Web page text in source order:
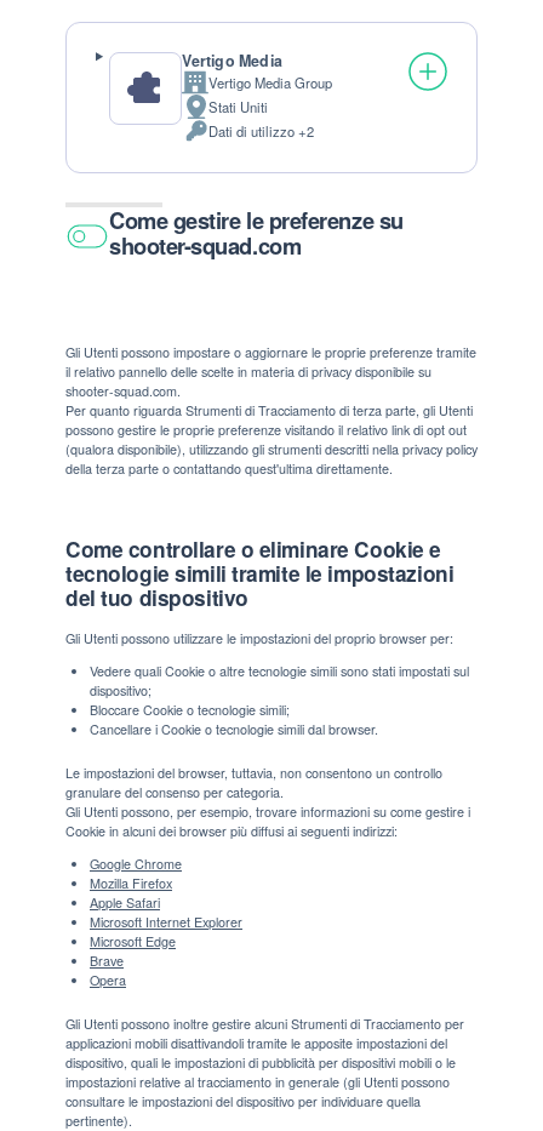
Vertigo Media
Azienda:Vertigo Media Group
Luogo del trattamento:
Stati Uniti
Dati Personali trattati:
Dati di utilizzo +2
Come gestire le preferenze su
shooter-squad.com
Gli Utenti possono impostare o aggiornare le proprie preferenze tramite
il relativo pannello delle scelte in materia di privacy disponibile su
shooter-squad.com.
Per quanto riguarda Strumenti di Tracciamento di terza parte, gli Utenti
possono gestire le proprie preferenze visitando il relativo link di opt out
(qualora disponibile), utilizzando gli strumenti descritti nella privacy policy
della terza parte o contattando quest'ultima direttamente.
Come controllare o eliminare Cookie e
tecnologie simili tramite le impostazioni
del tuo dispositivo
Gli Utenti possono utilizzare le impostazioni del proprio browser per:
Vedere quali Cookie o altre tecnologie simili sono stati impostati sul
dispositivo;
Bloccare Cookie o tecnologie simili;
Cancellare i Cookie o tecnologie simili dal browser.
Le impostazioni del browser, tuttavia, non consentono un controllo
granulare del consenso per categoria.
Gli Utenti possono, per esempio, trovare informazioni su come gestire i
Cookie in alcuni dei browser più diffusi ai seguenti indirizzi:
Google Chrome
Mozilla Firefox
Apple Safari
Microsoft Internet Explorer
Microsoft Edge
Brave
Opera
Gli Utenti possono inoltre gestire alcuni Strumenti di Tracciamento per
applicazioni mobili disattivandoli tramite le apposite impostazioni del
dispositivo, quali le impostazioni di pubblicità per dispositivi mobili o le
impostazioni relative al tracciamento in generale (gli Utenti possono
consultare le impostazioni del dispositivo per individuare quella
pertinente).